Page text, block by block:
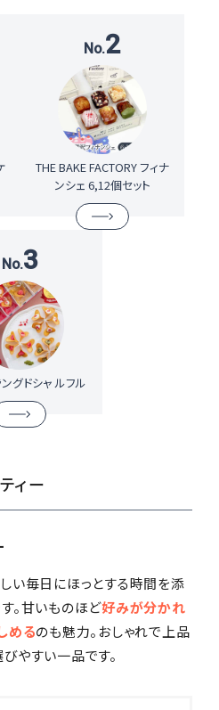
2
THE BAKE FACTORY フィナ
ンシェ 6,12個セット
3
グドシャ ルフル
ィー
い毎日にほっとする時間を添
。甘いものほど好みが分かれ
めるのも魅力。おしゃれで上品
やすい一品です。